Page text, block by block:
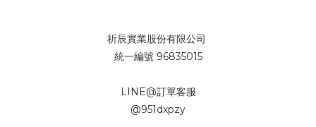
祈辰實業股份有限公司
統一編號 96835015
LINE@訂單客服
@951dxpzy